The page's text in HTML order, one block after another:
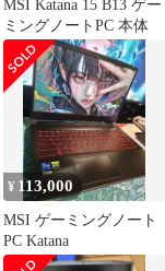
MSI Katana 15 B13 ゲー
ミングノートPC 本体
¥ 113,000
MSI ゲーミングノート
PC Katana